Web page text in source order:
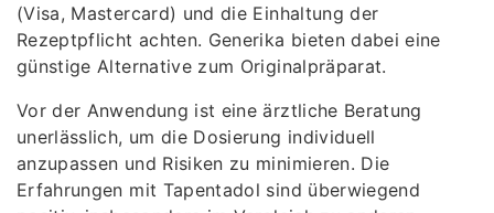
(Visa, Mastercard) und die Einhaltung der
Rezeptpflicht achten. Generika bieten dabei eine
günstige Alternative zum Originalpräparat.
Vor der Anwendung ist eine ärztliche Beratung
unerlässlich, um die Dosierung individuell
anzupassen und Risiken zu minimieren. Die
Erfahrungen mit Tapentadol sind überwiegend